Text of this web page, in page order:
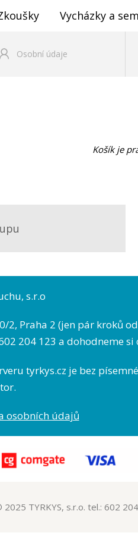
Vycházky a
Osobní údaje
Košík je
s.r.o
2, Praha 2 (jen pár kroků
204 123 a dohodneme si
tyrkys.cz je bez
osobních údajů
2025 TYRKYS, s.r.o. tel.: 602